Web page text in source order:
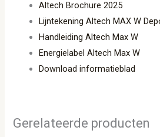
Altech Brochure 2025
Lijntekening Altech MAX W
Handleiding Altech Max W
Energielabel Altech Max W
Download informatieblad
Gerelateerde producten